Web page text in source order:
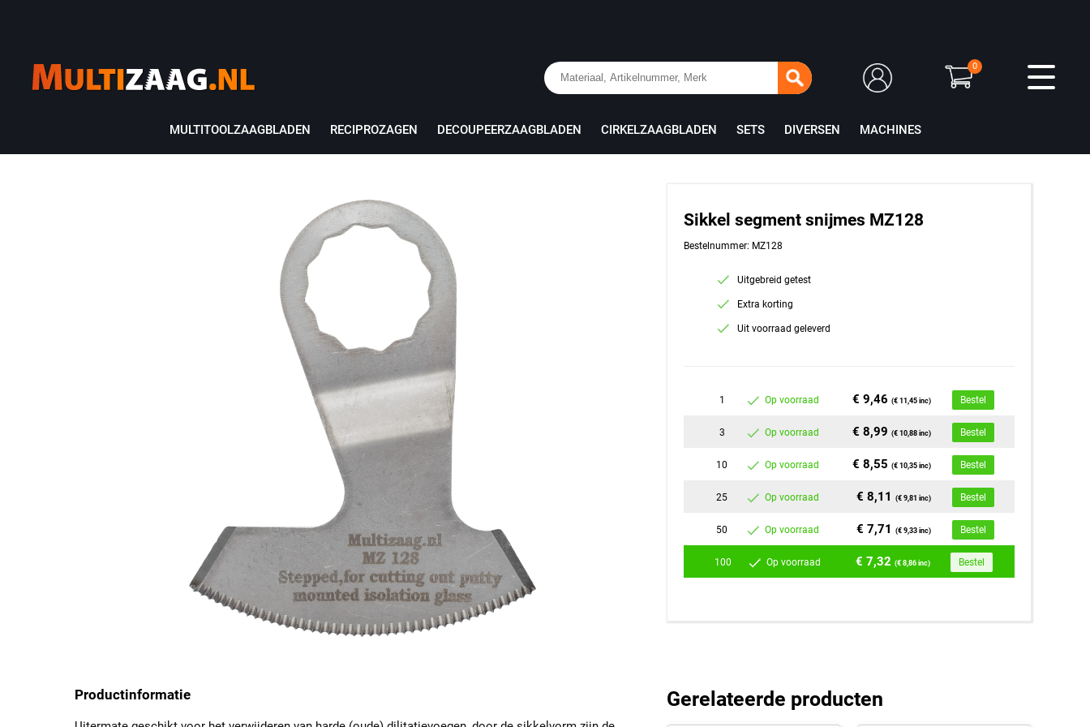
MULTITOOLZAAGBLADEN RECIPROZAGEN DECOUPEERZAAGBLADEN CIRKELZAAGBLADEN SETS DIVERSEN MACHINES
0
Sikkel segment snijmes MZ128
Bestelnummer: MZ128
Uitgebreid getest
Extra korting
Uit voorraad geleverd
1 Op voorraad € 9,46(€ 11,45 inc) Bestel
3 Op voorraad € 8,99(€ 10,88 inc) Bestel
10 Op voorraad € 8,55(€ 10,35 inc) Bestel
25 Op voorraad € 8,11(€ 9,81 inc) Bestel
50 Op voorraad € 7,71(€ 9,33 inc) Bestel
100 Op voorraad € 7,32(€ 8,86 inc) Bestel
Productinformatie Gerelateerde producten